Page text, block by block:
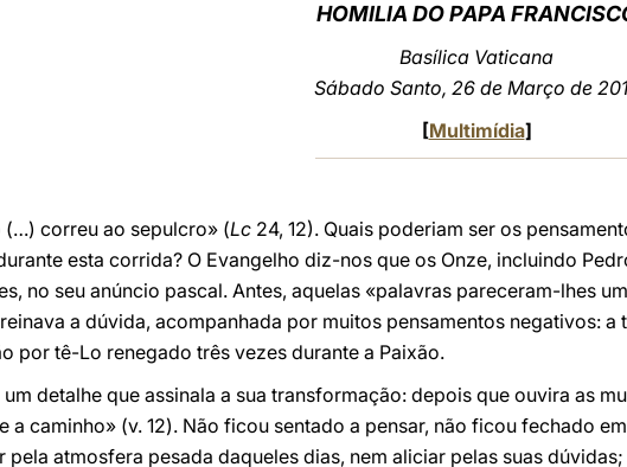
HOMILIA DO PAPA
Basílica Vaticana
Sábado Santo, 26 de Março de
[Multimídia]
(…) correu ao sepulcro» (Lc 24, 12). Quais poderiam ser os
esta corrida? O Evangelho diz-nos que os Onze, incluindo
no seu anúncio pascal. Antes, aquelas «palavras pareceram-lhes
a dúvida, acompanhada por muitos pensamentos negativos:
por tê-Lo renegado três vezes durante a Paixão.
um detalhe que assinala a sua transformação: depois que ouvira as
a caminho» (v. 12). Não ficou sentado a pensar, não ficou fechado
pela atmosfera pesada daqueles dias, nem aliciar pelas suas